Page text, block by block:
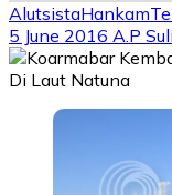
AlutsistaHankam
5 June 2016 A.P